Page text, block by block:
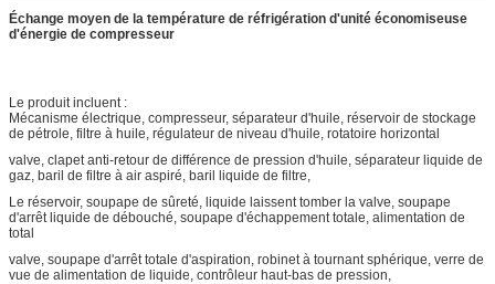
Échange moyen de la température de réfrigération d'unité économiseuse
d'énergie de compresseur
Le produit incluent :
Mécanisme électrique, compresseur, séparateur d'huile, réservoir de stockage
de pétrole, filtre à huile, régulateur de niveau d'huile, rotatoire horizontal
valve, clapet anti-retour de différence de pression d'huile, séparateur liquide de
gaz, baril de filtre à air aspiré, baril liquide de filtre,
Le réservoir, soupape de sûreté, liquide laissent tomber la valve, soupape
d'arrêt liquide de débouché, soupape d'échappement totale, alimentation de
total
valve, soupape d'arrêt totale d'aspiration, robinet à tournant sphérique, verre de
vue de alimentation de liquide, contrôleur haut-bas de pression,